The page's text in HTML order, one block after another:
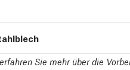
Sie mehr über die